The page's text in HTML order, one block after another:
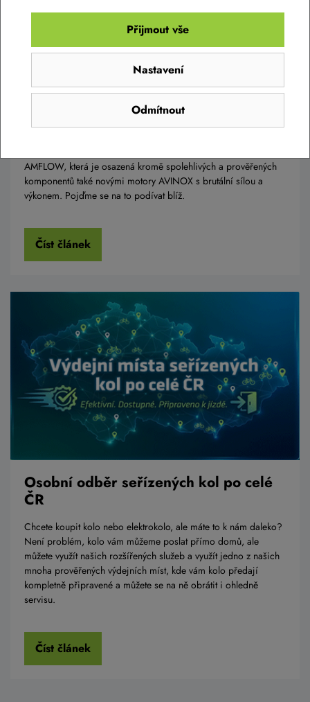
Představení elektrokol AMFLOW s
motory AVINOX
AMFLOW, která je osazená kromě spolehlivých a prověřených
komponentů také novými motory AVINOX s brutální sílou a
výkonem. Pojďme se na to podívat blíž.
Číst článek
Osobní odběr seřízených kol po celé
ČR
Chcete koupit kolo nebo elektrokolo, ale máte to k nám daleko?
Není problém, kolo vám můžeme poslat přímo domů, ale
můžete využít našich rozšířených služeb a využít jedno z našich
mnoha prověřených výdejních míst, kde vám kolo předají
kompletně připravené a můžete se na ně obrátit i ohledně
servisu.
Číst článek
Odmítnout
Nastavení
Přijmout vše